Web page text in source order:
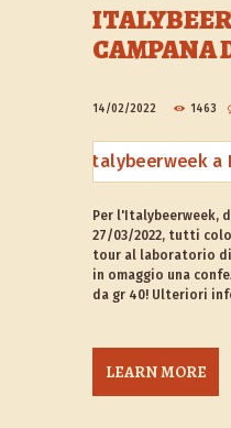
CAMPANA
14/02/2022 1463
Per l'Italybeerweek,
27/03/2022, tutti
tour al laboratorio di
in omaggio una
da gr 40! Ulteriori
LEARN MORE